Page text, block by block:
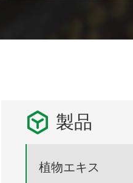
 製品
植物エキス